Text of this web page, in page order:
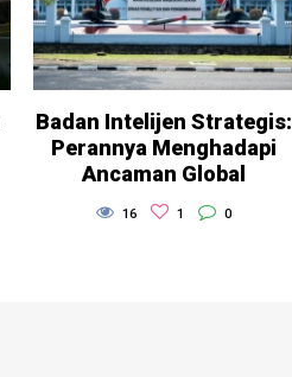
Badan Intelijen Strategis:
Perannya Menghadapi
Ancaman Global
16 1 0